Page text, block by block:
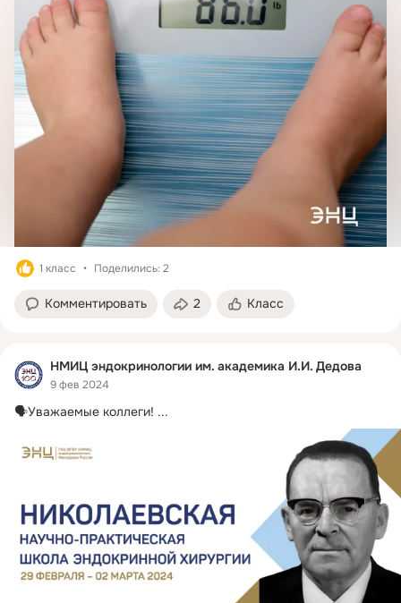
1 класс Поделились: 2
Комментировать 2 Класс
НМИЦ эндокринологии им. академика И.И. Дедова
9 фев 2024
🗣Уважаемые коллеги! ...